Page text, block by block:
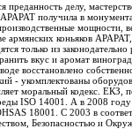
преданность делу,
получила в
армянских коньяков
только из
вкус и аромат
восстановлено
- укомплектованы
моральный кодекс. ЕКЗ,
ISO 14001. А в 2008
18001. C 2003 в
Безопасностью и